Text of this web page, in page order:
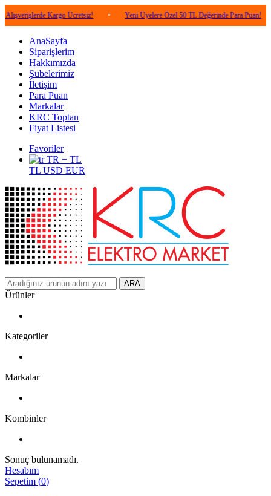
Kargo Ücretsiz! • Yeni Üyelere Özel 50 TL Değerinde Para Puan! •
AnaSayfa
Siparişlerim
Hakkımızda
Şubelerimiz
İletişim
Para Puan
Markalar
KRC Toptan
Fiyat Listesi
Favoriler
TR − TL
TL USD EUR
ARA
Ürünler
Kategoriler
Markalar
Kombinler
Sonuç bulunamadı.
Hesabım
Sepetim (0)